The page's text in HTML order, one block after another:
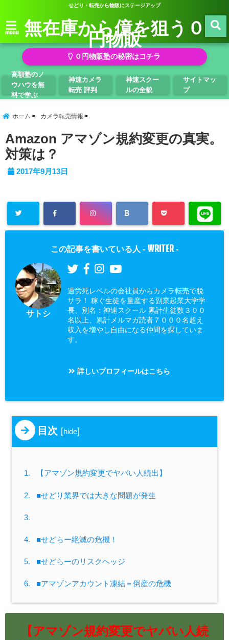
せどり・転売から物販にステージアップ
menu 無在庫から億を狙う０
円物販
０円物販塾の秘密はコチラ
高額塾のノ
ウハウを無
料で学ぶ
神速カメラ
転売 評判
神速スクー
ルの全貌
サイトマッ
プ
ホーム カメラ転売情報
Amazon アマゾン規約変更の真実。
対策は？
2017年9月13日
この記事を書いている人 - WRITER -
サトシ
過労死レベルの会社員からカメラ転売で脱
サラ！ 稼ぐ生徒を量産する副業起業大学学
長、別名：神速スクール 累計生徒数３００
名以上、累計メルマガ読者７０００名超え
収入を増やし自由になる仲間を探していま
す。
詳しいプロフィールはこちら
目次 [hide]
1. 【アマゾン規約変更でヤバい人続出】
2. ■せどり業界では大きな問題が発生
3.
4. ■せどらー絶滅の危機！
5. ■せどらーのリスクヘッジ
6. ■アマゾンアカウント凍結＝倒産の危機
【アマゾン規約変更でヤバい人続